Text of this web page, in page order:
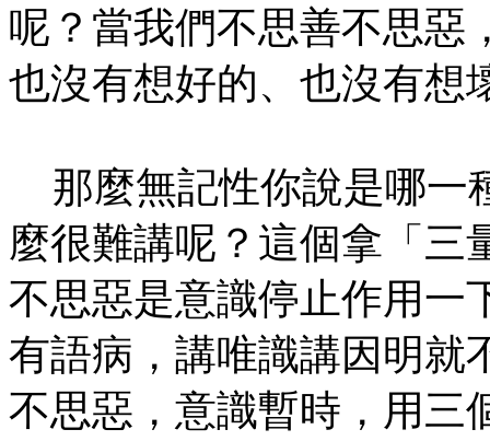
呢？當我們不思善不思惡
也沒有想好的、也沒有想
那麼無記性你說是哪一
麼很難講呢？這個拿「
不思惡是意識停止作用一
有語病，講唯識講因明就
不思惡，意識暫時，用